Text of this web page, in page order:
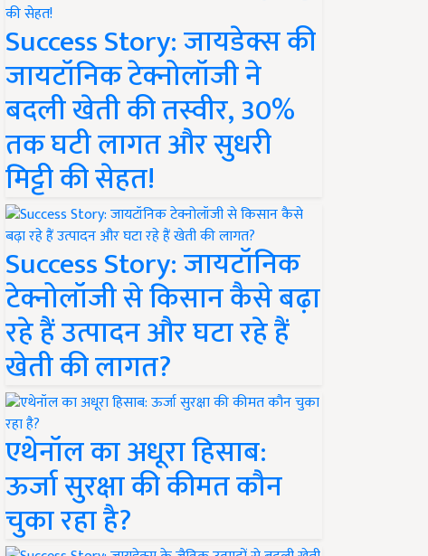
Success Story: जायडेक्स की
जायटॉनिक टेक्नोलॉजी ने
बदली खेती की तस्वीर, 30%
तक घटी लागत और सुधरी
मिट्टी की सेहत!
Success Story: जायटॉनिक
टेक्नोलॉजी से किसान कैसे बढ़ा
रहे हैं उत्पादन और घटा रहे हैं
खेती की लागत?
एथेनॉल का अधूरा हिसाब:
ऊर्जा सुरक्षा की कीमत कौन
चुका रहा है?